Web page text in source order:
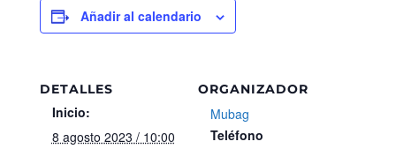
Añadir al calendario
DETALLES
Inicio:
8 agosto 2023 / 10:00
ORGANIZADOR
Mubag
Teléfono